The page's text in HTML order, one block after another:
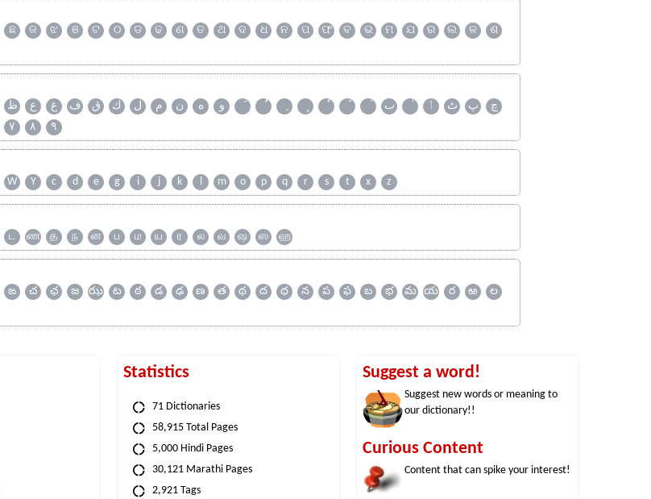
ଛ ଜ ଝ ଞ ଟ ଠ ଡ ଢ ଣ ତ ଥ ଦ ଧ ନ ପ ଫ ବ ଭ ମ ଯ ର ଲ ଳ
ଶ
ظ ع غ ف ق ك ل م ن ه و ٮ ٲ ٹ پ
چ
۷ ۸ ۹
W Y c d e g i j k l m o p q r s t x z
ட ண த ந ன ப ம ய ர ல வ ஷ ஸ ஹ
ఙ చ ఛ జ ఝ ట ఠ డ ఢ ణ త థ ద ధ న ప ఫ బ భ మ య ర ఱ
ల
Statistics
71 Dictionaries
58,915 Total Pages
5,000 Hindi Pages
30,121 Marathi Pages
2,921 Tags
Suggest a word!
Suggest new words or meaning to
our dictionary!!
Curious Content
Content that can spike your interest!